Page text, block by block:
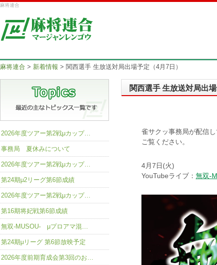
麻将連合
麻将連合 > 新着情報 > 関西選手 生放送対局出場予定（4月7日）
関西選手 生放送対局出
雀サクッ事務局が配信
ご覧ください。
4月7日(火)
YouTubeライブ： 無双-
2026年度ツアー第2戦μカップ…
事務局 夏休みについて
2026年度ツアー第2戦μカップ…
第24期μ2リーグ第6節成績
2026年度ツアー第2戦μカップ…
第16期将妃戦第6節成績
無双-MUSOU- μプロアマ混…
第24期μリーグ 第6節放映予定
2026年度前期育成会第3回のお…